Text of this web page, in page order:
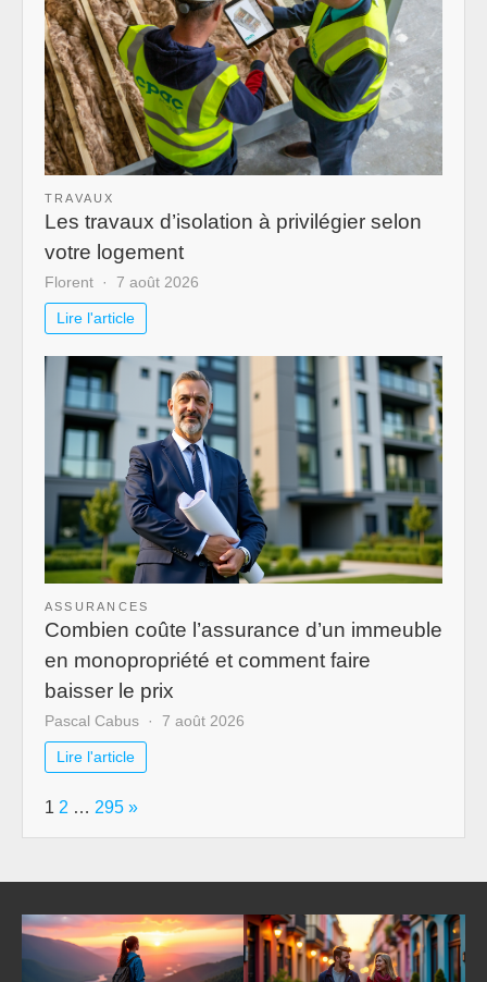
TRAVAUX
Les travaux d’isolation à privilégier selon
votre logement
Florent 7 août 2026
Lire l'article
ASSURANCES
Combien coûte l’assurance d’un immeuble
en monopropriété et comment faire
baisser le prix
Pascal Cabus 7 août 2026
Lire l'article
Page:
1 2 … 295 Next
»